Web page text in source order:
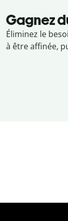
Gagnez
Éliminez le
à être affinée,